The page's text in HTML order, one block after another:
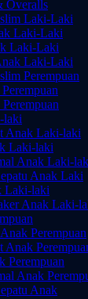
Overalls
Laki-Laki
Laki-Laki
Laki-Laki
Laki-Laki
Perempuan
laki
Anak Laki-laki
Laki-laki
Anak Laki-
Anak Laki
Laki-laki
Anak Laki-
Perempuan
Anak
Perempuan
Anak
Anak